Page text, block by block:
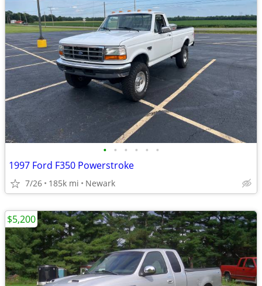
• • • • • •
1997 Ford F350 Powerstroke
7/26 185k mi Newark
$5,200